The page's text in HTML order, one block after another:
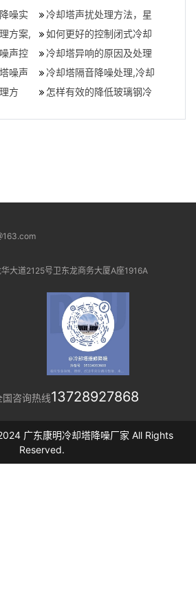
噪实
噪声
冷却塔声扰处理方法，星
级酒店冷却塔、排烟风机
噪声处理措施,
方案,
需要
如何更好的控制闭式冷却
塔的噪音？,闭式冷却塔结
构
声控
中有
冷却塔异响的原因及处理
方法,冷却塔晃动严重
噪声
声扰
冷却塔隔音降噪处理,冷却
塔降噪工程一般需要哪些
方
怎样有效的降低玻璃钢冷
大道2125号卫东龙商务大厦A座1916A
国咨询热线13728927868
广东康明冷却塔降噪厂家 All Rights
Reserved.